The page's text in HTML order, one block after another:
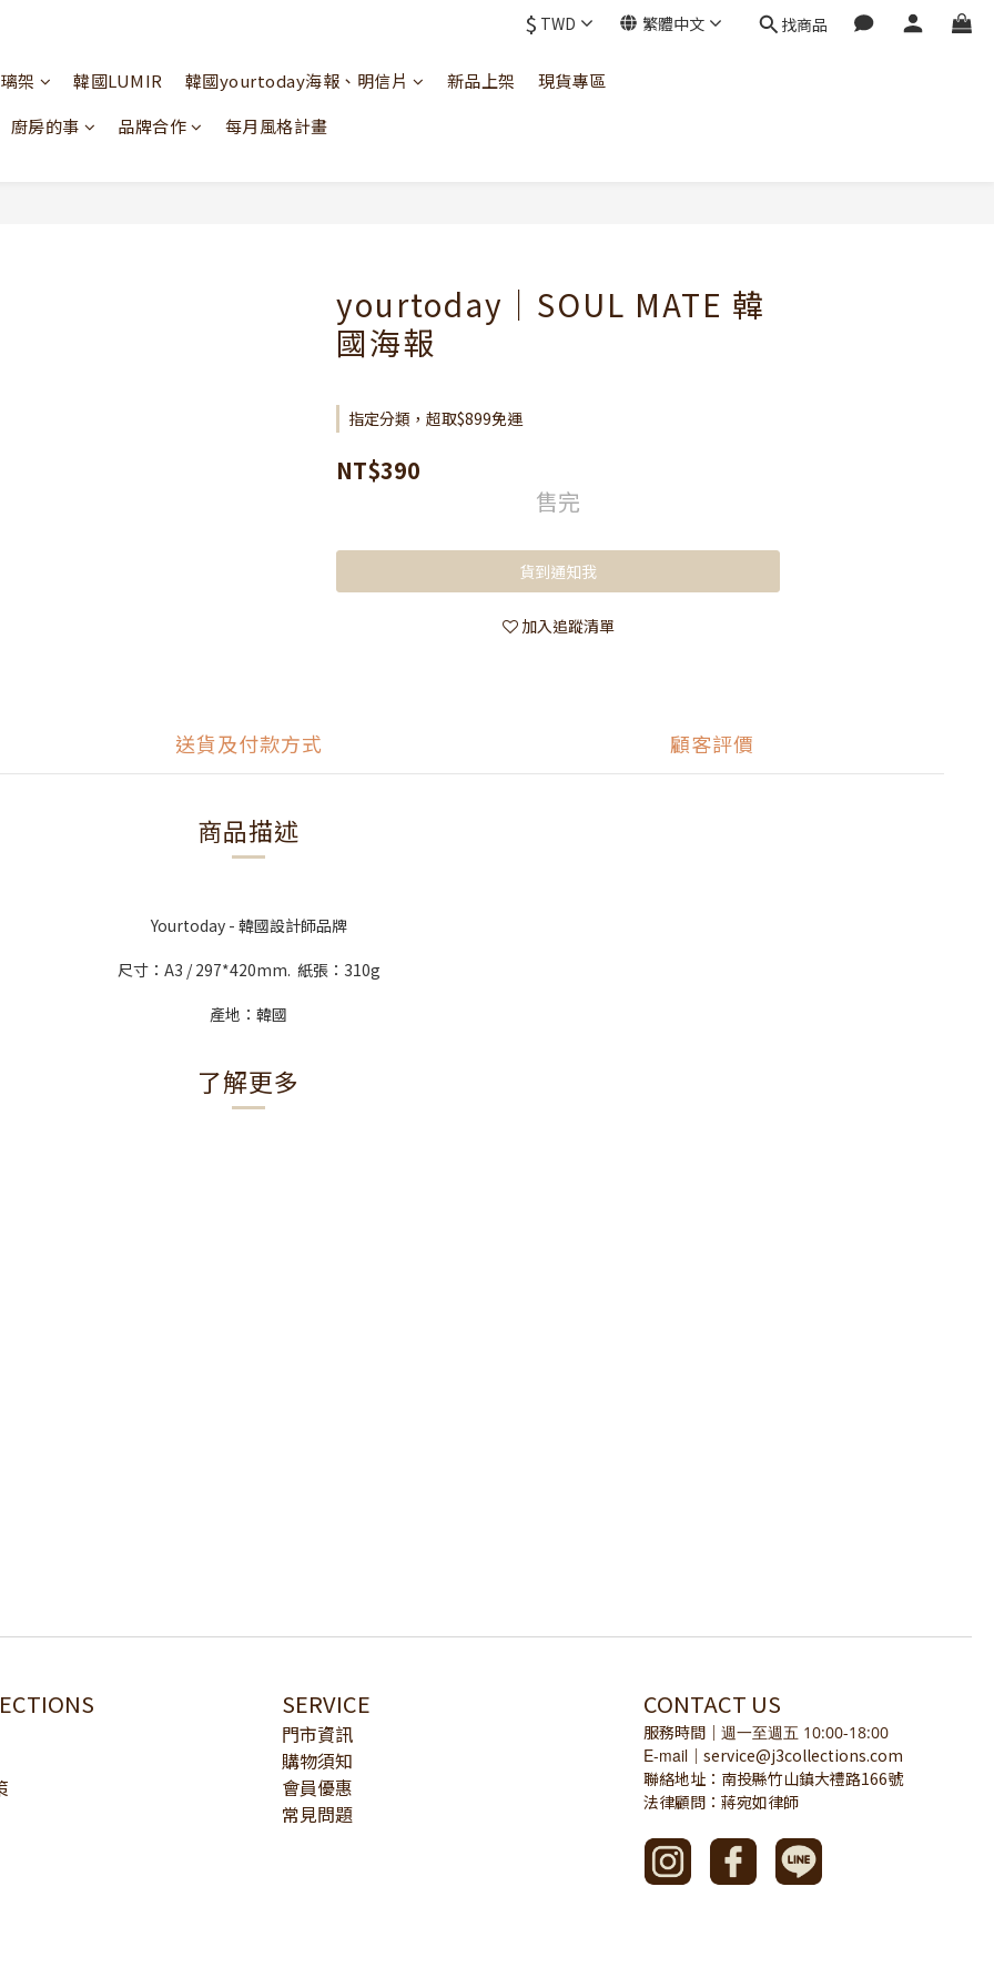
$ TWD 繁體中文 找商品
架 韓國LUMIR 韓國yourtoday海報、明信片 新品上架
現貨專區
廚房的事
品牌合作 每月風格計畫
yourtoday｜SOUL MATE 韓
國海報
指定分類，超取$899免運
NT$390
售完
貨到通知我
加入追蹤清單
送貨及付款方式 顧客評價
商品描述
Yourtoday - 韓國設計師品牌
尺寸：A3 / 297*420mm. 紙張：310g
產地：韓國
了解更多
SERVICE
門市資訊
購物須知
會員優惠
常見問題
CONTACT US
服務時間 ｜ 週一至週五 10:00-18:00
E-mail ｜ service@j3collections.com
聯絡地址：南投縣竹山鎮大禮路166號
法律顧問：蔣宛如律師